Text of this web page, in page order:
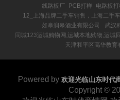
线路板厂_PCB打样_电路板
12_上海品牌二手车销售，上海二手
如皋润皋酒业有限公司
武汉
同城123运城购物网,运城本地购物,运城
天津和平区高华教育
Powered by 欢迎光临山东时代
Copyright ©